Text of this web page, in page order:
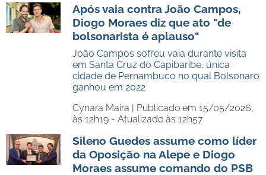
Após vaia contra João Campos,
Diogo Moraes diz que ato "de
bolsonarista é aplauso"
João Campos sofreu vaia durante visita
em Santa Cruz do Capibaribe, única
cidade de Pernambuco no qual Bolsonaro
ganhou em 2022
Cynara Maíra | Publicado em 15/05/2026,
às 12h19 - Atualizado às 12h57
Sileno Guedes assume como líder
da Oposição na Alepe e Diogo
Moraes assume comando do PSB